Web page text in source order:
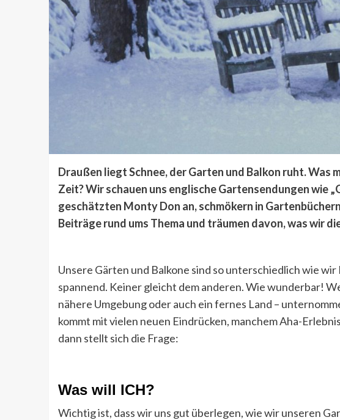
Draußen liegt Schnee, der Garten und Balkon ruht. Was
Zeit? Wir schauen uns englische Gartensendungen wie
geschätzten Monty Don an, schmökern in
Beiträge rund ums Thema und träumen davon, was wir
Unsere Gärten und Balkone sind so unterschiedlich wie wir
spannend. Keiner gleicht dem anderen. Wie wunderbar!
nähere Umgebung oder auch ein fernes Land –
kommt mit vielen neuen Eindrücken, manchem Aha-
dann stellt sich die Frage:
Was will ICH?
Wichtig ist, dass wir uns gut überlegen, wie wir unseren